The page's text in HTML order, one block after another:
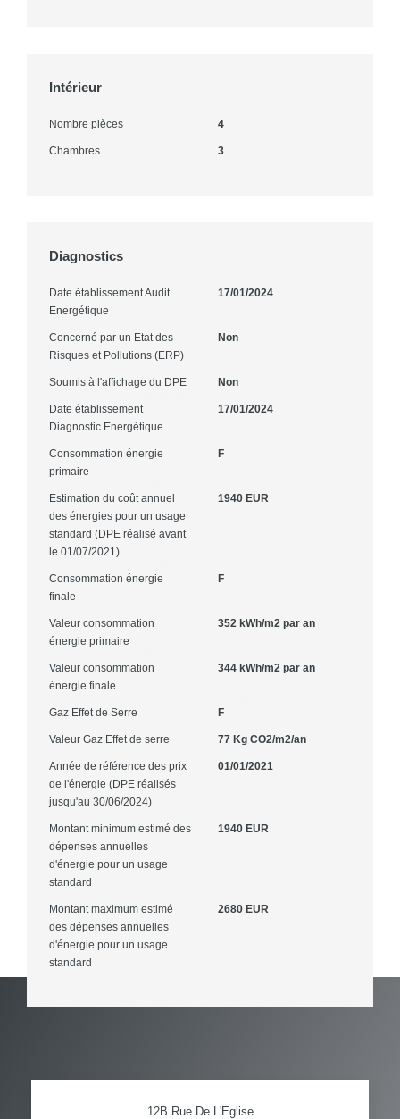
Intérieur
Nombre pièces 4
Chambres 3
Diagnostics
Date établissement Audit
Energétique
17/01/2024
Concerné par un Etat des
Risques et Pollutions (ERP)
Non
Soumis à l'affichage du DPE Non
Date établissement
Diagnostic Energétique
17/01/2024
Consommation énergie
primaire
F
Estimation du coût annuel
des énergies pour un usage
standard (DPE réalisé avant
le 01/07/2021)
1940 EUR
Consommation énergie
finale
F
Valeur consommation
énergie primaire
352 kWh/m2 par an
Valeur consommation
énergie finale
344 kWh/m2 par an
Gaz Effet de Serre F
Valeur Gaz Effet de serre 77 Kg CO2/m2/an
Année de référence des prix
de l'énergie (DPE réalisés
jusqu'au 30/06/2024)
01/01/2021
Montant minimum estimé des
dépenses annuelles
d'énergie pour un usage
standard
1940 EUR
Montant maximum estimé
des dépenses annuelles
d'énergie pour un usage
standard
2680 EUR
12B Rue De L'Eglise